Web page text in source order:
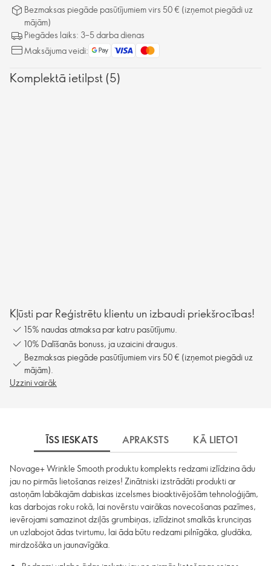
un uzlabojot ādas tvirtumu, lai āda būtu redzami pilnīgāka, gludāka,
mirdzošāka un jaunavīgāka.
Bezmaksas piegāde pasūtījumiem virs 50 € (izņemot piegādi uz
mājām)
Piegādes laiks: 3–5 darba dienas
Maksājuma veidi:
Komplektā ietilpst (5)
Kļūsti par Reģistrētu klientu un izbaudi priekšrocības!
15% naudas atmaksa par katru pasūtījumu.
10% Dalīšanās bonuss, ja uzaicini draugus.
Bezmaksas piegāde pasūtījumiem virs 50 € (izņemot piegādi uz
mājām).
Uzzini vairāk
ĪSS IESKATS APRAKSTS KĀ LIETOT
Novage+ Wrinkle Smooth produktu komplekts redzami izlīdzina ādu
jau no pirmās lietošanas reizes! Zinātniski izstrādāti produkti ar
astoņām labākajām dabiskas izcelsmes bioaktivējošām tehnoloģijām,
kas darbojas roku rokā, lai novērstu vairākas novecošanas pazīmes,
ievērojami samazinot dziļās grumbiņas, izlīdzinot smalkās krunciņas
un uzlabojot ādas tvirtumu, lai āda būtu redzami pilnīgāka, gludāka,
mirdzošāka un jaunavīgāka.